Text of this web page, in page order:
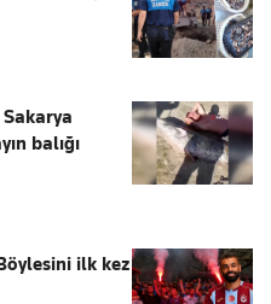
balığı
ilk kez